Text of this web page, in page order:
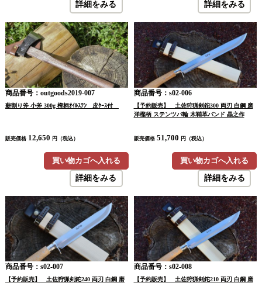
詳細をみる
詳細をみる
商品番号：outgoods2019-007
薪割り斧 小斧 300g 樫柄ｵｲﾙｽﾃﾝ 皮ｹｰｽ付
販売価格 12,650 円（税込）
買い物カゴへ入れる
詳細をみる
商品番号：s02-006
【予約販売】 土佐狩猟剣鉈300 両刃 白鋼 磨
洋樫柄 ステンツバ輪 木鞘革バンド 晶之作
販売価格 51,700 円（税込）
買い物カゴへ入れる
詳細をみる
商品番号：s02-007
【予約販売】 土佐狩猟剣鉈240 両刃 白鋼 磨
商品番号：s02-008
【予約販売】 土佐狩猟剣鉈210 両刃 白鋼 磨